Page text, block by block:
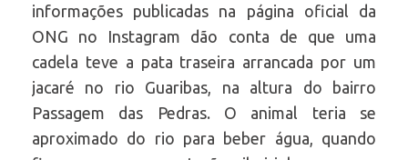
informações publicadas na página oficial da
ONG no Instagram dão conta de que uma
cadela teve a pata traseira arrancada por um
jacaré no rio Guaribas, na altura do bairro
Passagem das Pedras. O animal teria se
aproximado do rio para beber água, quando